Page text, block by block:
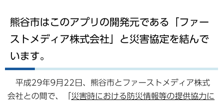
熊谷市はこのアプリの開発元である「ファー
ストメディア株式会社」と災害協定を結んで
います。
平成29年9月22日、熊谷市とファーストメディア株式
会社との間で、「 災害時における防災情報等の提供協力に